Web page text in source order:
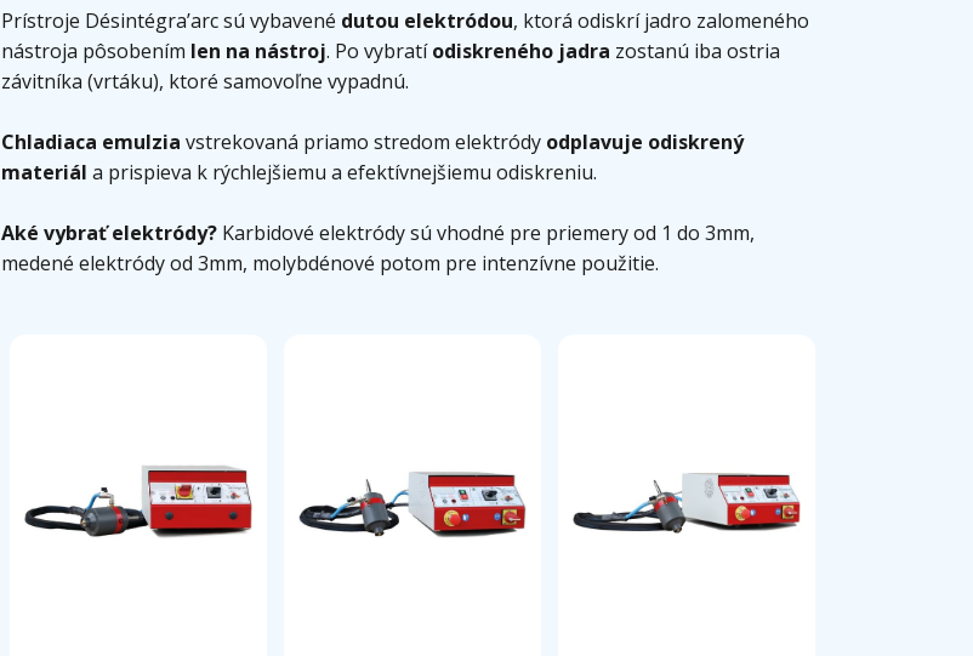
Prístroje Désintégra’arc sú vybavené dutou elektródou, ktorá odiskrí jadro zalomeného
nástroja pôsobením len na nástroj. Po vybratíodiskreného jadra zostanú iba ostria
závitníka (vrtáku), ktoré samovoľne vypadnú.
Chladiaca emulzia vstrekovaná priamo stredom elektródy odplavuje odiskrený
materiál a prispieva k rýchlejšiemu a efektívnejšiemu odiskreniu.
Aké vybrať elektródy? Karbidové elektródy sú vhodné pre priemery od 1 do 3mm,
medené elektródy od 3mm, molybdénové potom pre intenzívne použitie.